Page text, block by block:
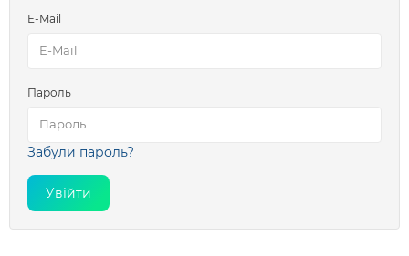
E-Mail
Пароль
Забули пароль?